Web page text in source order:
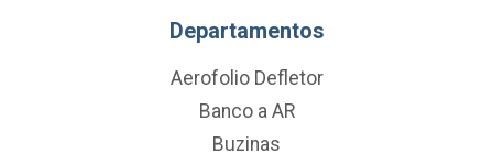
Departamentos
Aerofolio Defletor
Banco a AR
Buzinas